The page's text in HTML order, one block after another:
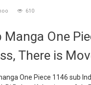
610
Manga One
There is
One Piece 1146 sub